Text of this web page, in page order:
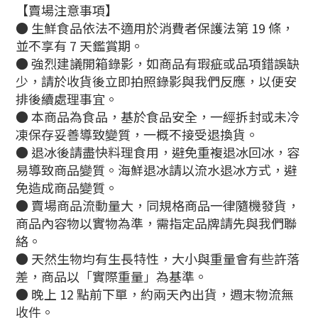
【賣場注意事項】
● 生鮮食品依法不適用於消費者保護法第 19 條，
並不享有 7 天鑑賞期。
● 強烈建議開箱錄影，如商品有瑕疵或品項錯誤缺
少，請於收貨後立即拍照錄影與我們反應，以便安
排後續處理事宜。
● 本商品為食品，基於食品安全，一經拆封或未冷
凍保存妥善導致變質，一概不接受退換貨。
● 退冰後請盡快料理食用，避免重複退冰回冰，容
易導致商品變質。海鮮退冰請以流水退冰方式，避
免造成商品變質。
● 賣場商品流動量大，同規格商品一律隨機發貨，
商品內容物以實物為準，需指定品牌請先與我們聯
絡。
● 天然生物均有生長特性，大小與重量會有些許落
差，商品以「實際重量」為基準。
● 晚上 12 點前下單，約兩天內出貨，週末物流無
收件。